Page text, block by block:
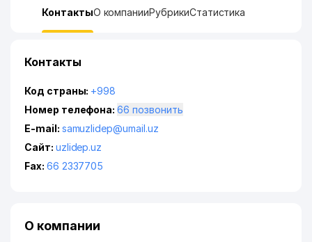
КонтактыО компанииРубрикиСтатистика
Контакты
Код страны: +998
Номер телефона:
66 позвонить
E-mail: samuzlidep@umail.uz
Сайт: uzlidep.uz
Fax: 66 2337705
О компании